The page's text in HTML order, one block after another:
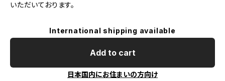
いただいております。
International shipping available
Add to cart
日本国内にお住まいの方向け